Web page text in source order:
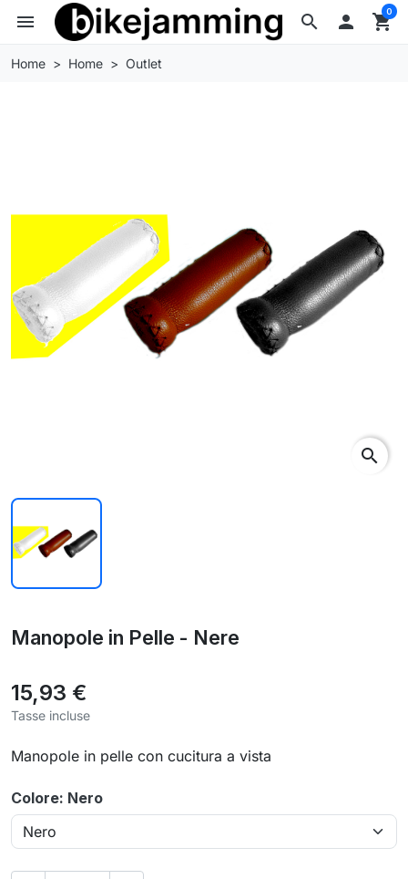
search
menu  shopping_cart
0
Home Home Outlet
search
Manopole in Pelle - Nere
15,93 €
Tasse incluse
Manopole in pelle con cucitura a vista
Colore: Nero